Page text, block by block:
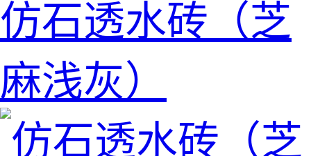
仿石透水砖（芝
麻浅灰）